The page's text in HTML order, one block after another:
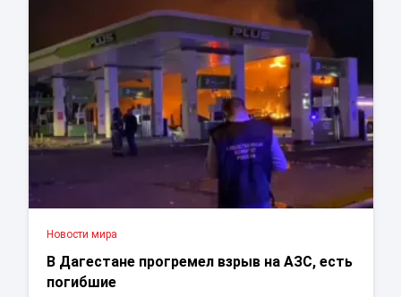
Новости мира
В Дагестане прогремел взрыв на АЗС, есть
погибшие